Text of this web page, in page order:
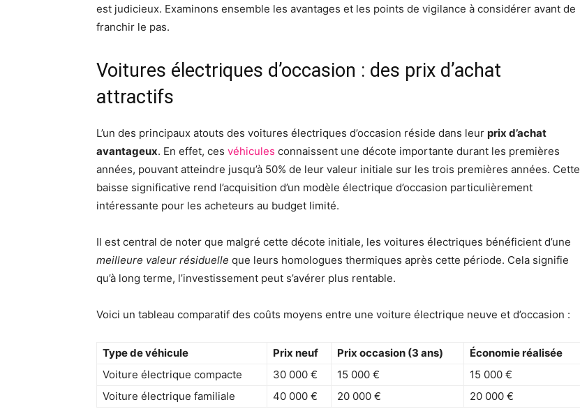
est judicieux. Examinons ensemble les avantages et les points de vigilance à considérer avant de
franchir le pas.
Voitures électriques d’occasion : des prix d’achat
attractifs
L’un des principaux atouts des voitures électriques d’occasion réside dans leur prix d’achat
avantageux. En effet, ces véhicules connaissent une décote importante durant les premières
années, pouvant atteindre jusqu’à 50% de leur valeur initiale sur les trois premières années. Cette
baisse significative rend l’acquisition d’un modèle électrique d’occasion particulièrement
intéressante pour les acheteurs au budget limité.
Il est central de noter que malgré cette décote initiale, les voitures électriques bénéficient d’une
meilleure valeur résiduelle que leurs homologues thermiques après cette période. Cela signifie
qu’à long terme, l’investissement peut s’avérer plus rentable.
Voici un tableau comparatif des coûts moyens entre une voiture électrique neuve et d’occasion :
Type de véhicule Prix neuf Prix occasion (3 ans)
Économie réalisée
Voiture électrique compacte
30 000 € 15 000 €
15 000 €
Voiture électrique familiale
40 000 € 20 000 € 20 000 €